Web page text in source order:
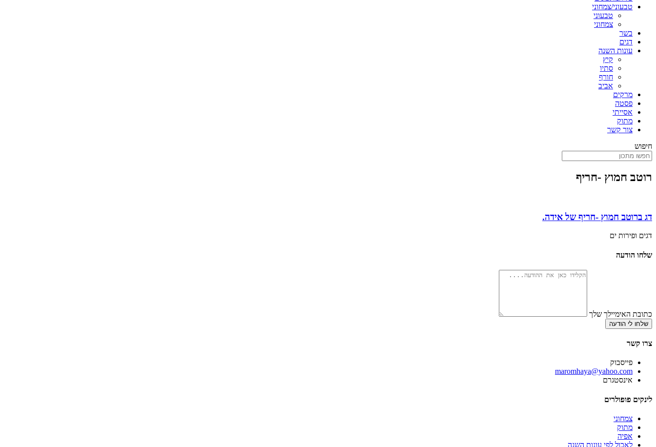
טבעוני/צמחוני
טבעוני
צמחוני
בשר
דגים
עונות השנה
קיץ
סתיו
חורף
אביב
מרקים
פסטה
אסייתי
מתוק
צור קשר
חיפוש
רוטב חמוץ -חריף
דג ברוטב חמוץ -חריף של אידה.
דגים ופירות ים
שלחו הודעה
כתובת האימיילך שלך
שלחו לי הודעה
צרו קשר
פייסבוק
‫maromhaya@yahoo.com
אינסטגרם
לינקים פופולרים
צמחוני
מתוק
אפיה
לאכול לפי עונות השנה